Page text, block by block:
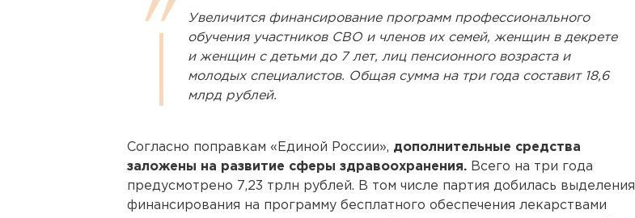
Увеличится финансирование программ профессионального
обучения участников СВО и членов их семей, женщин в декрете
и женщин с детьми до 7 лет, лиц пенсионного возраста и
молодых специалистов. Общая сумма на три года составит 18,6
млрд рублей.
Согласно поправкам «Единой России», дополнительные средства
заложены на развитие сферы здравоохранения. Всего на три года
предусмотрено 7,23 трлн рублей. В том числе партия добилась выделения
финансирования на программу бесплатного обеспечения лекарствами